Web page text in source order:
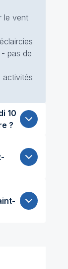
le vent
pas de
activités
?